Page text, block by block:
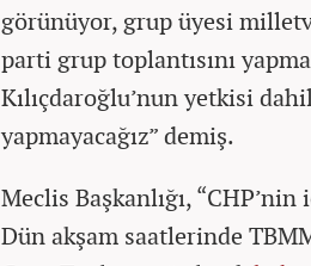
görünüyor, grup üyesi
parti grup toplantısını
Kılıçdaroğlu’nun yetkisi
yapmayacağız” demiş.
Meclis Başkanlığı,
Dün akşam saatlerinde